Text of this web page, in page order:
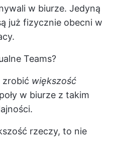
w biurze. Jedyną
już fizycznie obecni w
Teams?
zrobić większość
w biurze z takim
rzeczy, to nie